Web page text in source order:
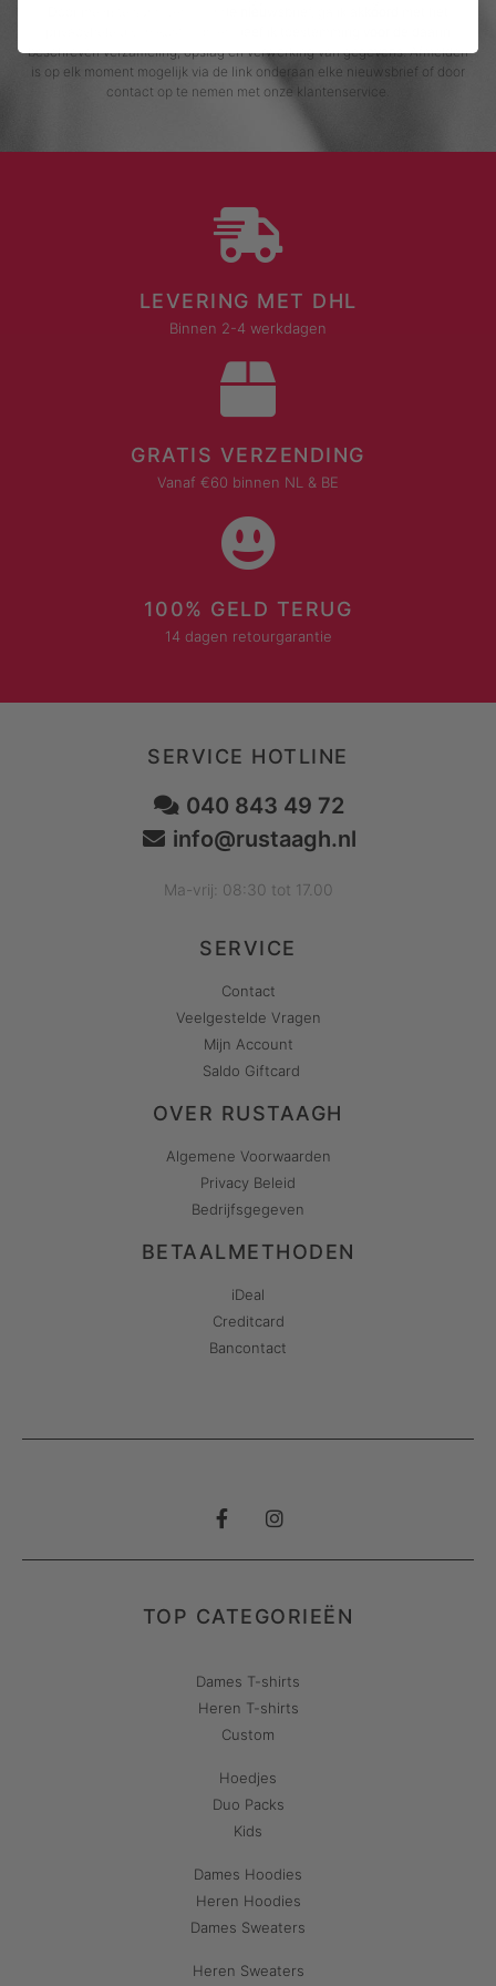
beschreven verzameling, opslag en verwerking van gegevens. Afmelden
is op elk moment mogelijk via de link onderaan elke nieuwsbrief of door
contact op te nemen met onze klantenservice.
LEVERING MET DHL
Binnen 2-4 werkdagen
GRATIS VERZENDING
Vanaf €60 binnen NL & BE
100% GELD TERUG
14 dagen retourgarantie
SERVICE HOTLINE
040 843 49 72
info@rustaagh.nl
Ma-vrij: 08:30 tot 17.00
SERVICE
Contact
Veelgestelde Vragen
Mijn Account
Saldo Giftcard
OVER RUSTAAGH
Algemene Voorwaarden
Privacy Beleid
Bedrijfsgegeven
BETAALMETHODEN
iDeal
Creditcard
Bancontact
TOP CATEGORIEËN
Dames T-shirts
Heren T-shirts
Custom
Hoedjes
Duo Packs
Kids
Dames Hoodies
Heren Hoodies
Dames Sweaters
Heren Sweaters